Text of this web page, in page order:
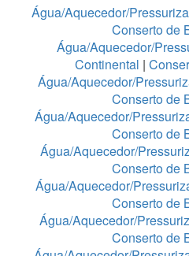
Água/Aquecedor/
Conserto de
Água/Aquecedor/
Continental |
Água/Aquecedor/
Conserto de
Água/Aquecedor/
Conserto de
Água/Aquecedor/
Conserto de
Água/Aquecedor/
Conserto de
Água/Aquecedor/
Conserto de